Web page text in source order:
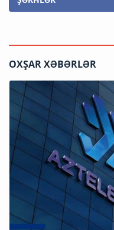
OXŞAR XƏBƏRLƏR